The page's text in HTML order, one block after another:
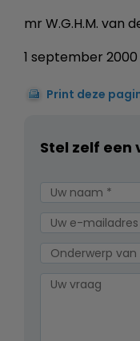
mr W.G.H.M. van
1 september 2000
Print deze
Stel zelf een